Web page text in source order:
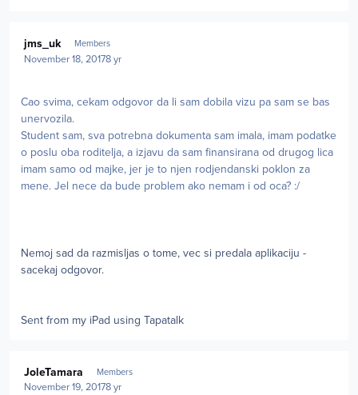
jms_uk Members
November 18, 20178 yr
Cao svima, cekam odgovor da li sam dobila vizu pa sam se bas
unervozila.
Student sam, sva potrebna dokumenta sam imala, imam podatke
o poslu oba roditelja, a izjavu da sam finansirana od drugog lica
imam samo od majke, jer je to njen rodjendanski poklon za
mene. Jel nece da bude problem ako nemam i od oca? :/
Nemoj sad da razmisljas o tome, vec si predala aplikaciju -
sacekaj odgovor.
Sent from my iPad using Tapatalk
JoleTamara Members
November 19, 20178 yr